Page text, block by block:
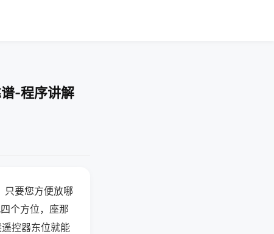
-程序讲解
只要您方便放哪
个方位，座那
控器东位就能